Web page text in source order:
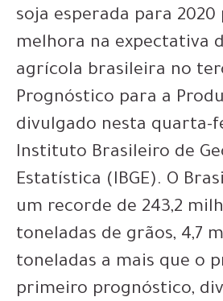
soja esperada para 2020
melhora na expectativa
agrícola brasileira no
Prognóstico para a
divulgado nesta quarta-
Instituto Brasileiro de
Estatística (IBGE). O
um recorde de 243,2
toneladas de grãos, 4,7
toneladas a mais que o
primeiro prognóstico,